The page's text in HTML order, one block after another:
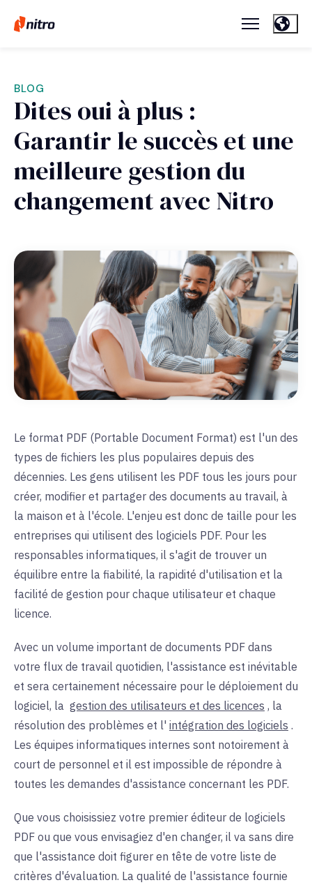
BLOG
Dites oui à plus :
Garantir le succès et une
meilleure gestion du
changement avec Nitro
Le format PDF (Portable Document Format) est l'un des
types de fichiers les plus populaires depuis des
décennies. Les gens utilisent les PDF tous les jours pour
créer, modifier et partager des documents au travail, à
la maison et à l'école. L'enjeu est donc de taille pour les
entreprises qui utilisent des logiciels PDF. Pour les
responsables informatiques, il s'agit de trouver un
équilibre entre la fiabilité, la rapidité d'utilisation et la
facilité de gestion pour chaque utilisateur et chaque
licence.
Avec un volume important de documents PDF dans
votre flux de travail quotidien, l'assistance est inévitable
et sera certainement nécessaire pour le déploiement du
logiciel, la gestion des utilisateurs et des licences , la
résolution des problèmes et l' intégration des logiciels .
Les équipes informatiques internes sont notoirement à
court de personnel et il est impossible de répondre à
toutes les demandes d'assistance concernant les PDF.
Que vous choisissiez votre premier éditeur de logiciels
PDF ou que vous envisagiez d'en changer, il va sans dire
que l'assistance doit figurer en tête de votre liste de
critères d'évaluation. La qualité de l'assistance fournie